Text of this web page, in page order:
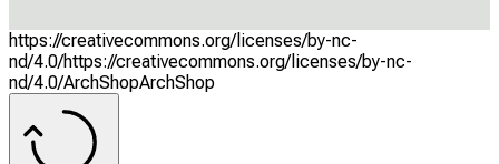
https://creativecommons.org/licenses/by-nc-
nd/4.0/https://creativecommons.org/licenses/by-nc-
nd/4.0/ArchShopArchShop